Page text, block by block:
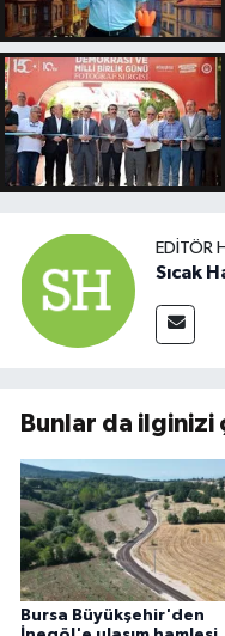
EDITÖR
Sıcak
Bunlar da ilginizi
Bursa Büyükşehir'den